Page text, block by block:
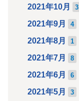
2021年10月 3
2021年9月 4
2021年8月 1
2021年7月 8
2021年6月 6
2021年5月 3